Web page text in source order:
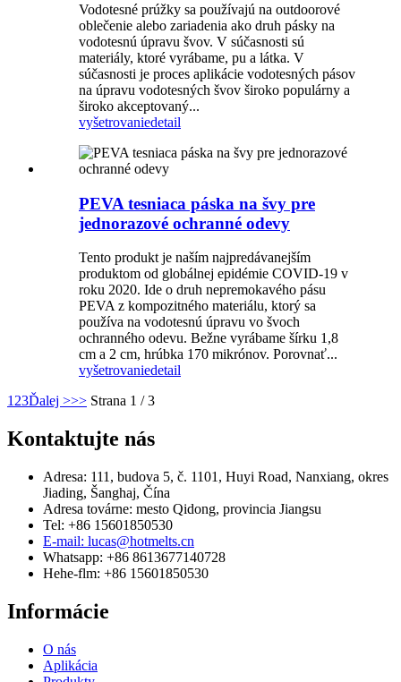
Vodotesné prúžky sa používajú na outdoorové
oblečenie alebo zariadenia ako druh pásky na
vodotesnú úpravu švov. V súčasnosti sú
materiály, ktoré vyrábame, pu a látka. V
súčasnosti je proces aplikácie vodotesných pásov
na úpravu vodotesných švov široko populárny a
široko akceptovaný...
vyšetrovaniedetail
PEVA tesniaca páska na švy pre
jednorazové ochranné odevy
Tento produkt je naším najpredávanejším
produktom od globálnej epidémie COVID-19 v
roku 2020. Ide o druh nepremokavého pásu
PEVA z kompozitného materiálu, ktorý sa
používa na vodotesnú úpravu vo švoch
ochranného odevu. Bežne vyrábame šírku 1,8
cm a 2 cm, hrúbka 170 mikrónov. Porovnať...
vyšetrovaniedetail
1 23Ďalej >>> Strana 1 / 3
Kontaktujte nás
Adresa: 111, budova 5, č. 1101, Huyi Road, Nanxiang, okres
Jiading, Šanghaj, Čína
Adresa továrne: mesto Qidong, provincia Jiangsu
Tel: +86 15601850530
E-mail: lucas@hotmelts.cn
Whatsapp: +86 8613677140728
Hehe-flm: +86 15601850530
Informácie
O nás
Aplikácia